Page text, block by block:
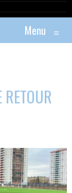
Menu ≡
RETOUR